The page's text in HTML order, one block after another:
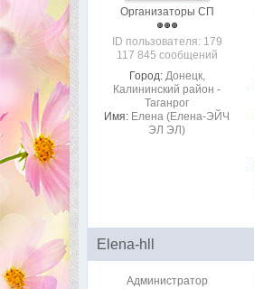
Организаторы СП
ID пользователя: 179
117 845 сообщений
Город: Донецк,
Калининский район -
Таганрог
Имя: Елена (Елена-ЭЙЧ
ЭЛ ЭЛ)
Elena-hll
Администратор